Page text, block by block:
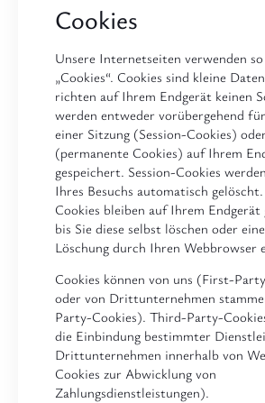
Cookies
Unsere Internetseiten verwenden
„Cookies“. Cookies sind kleine
richten auf Ihrem Endgerät keinen
werden entweder vorübergehend
einer Sitzung (Session-Cookies)
(permanente Cookies) auf Ihrem
gespeichert. Session-Cookies
Ihres Besuchs automatisch
Cookies bleiben auf Ihrem Endgerät
bis Sie diese selbst löschen oder
Löschung durch Ihren Webbrowser
Cookies können von uns (First-
oder von Drittunternehmen
Party-Cookies). Third-Party-
die Einbindung bestimmter
Drittunternehmen innerhalb von
Cookies zur Abwicklung von
Zahlungsdienstleistungen).